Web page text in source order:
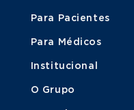
Para Pacientes
Para Médicos
Institucional
O Grupo